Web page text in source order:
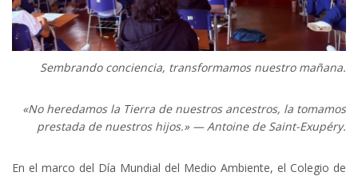
Sembrando conciencia, transformamos nuestro mañana.
«No heredamos la Tierra de nuestros ancestros, la tomamos
prestada de nuestros hijos.» — Antoine de Saint-Exupéry.
En el marco del Día Mundial del Medio Ambiente, el Colegio de